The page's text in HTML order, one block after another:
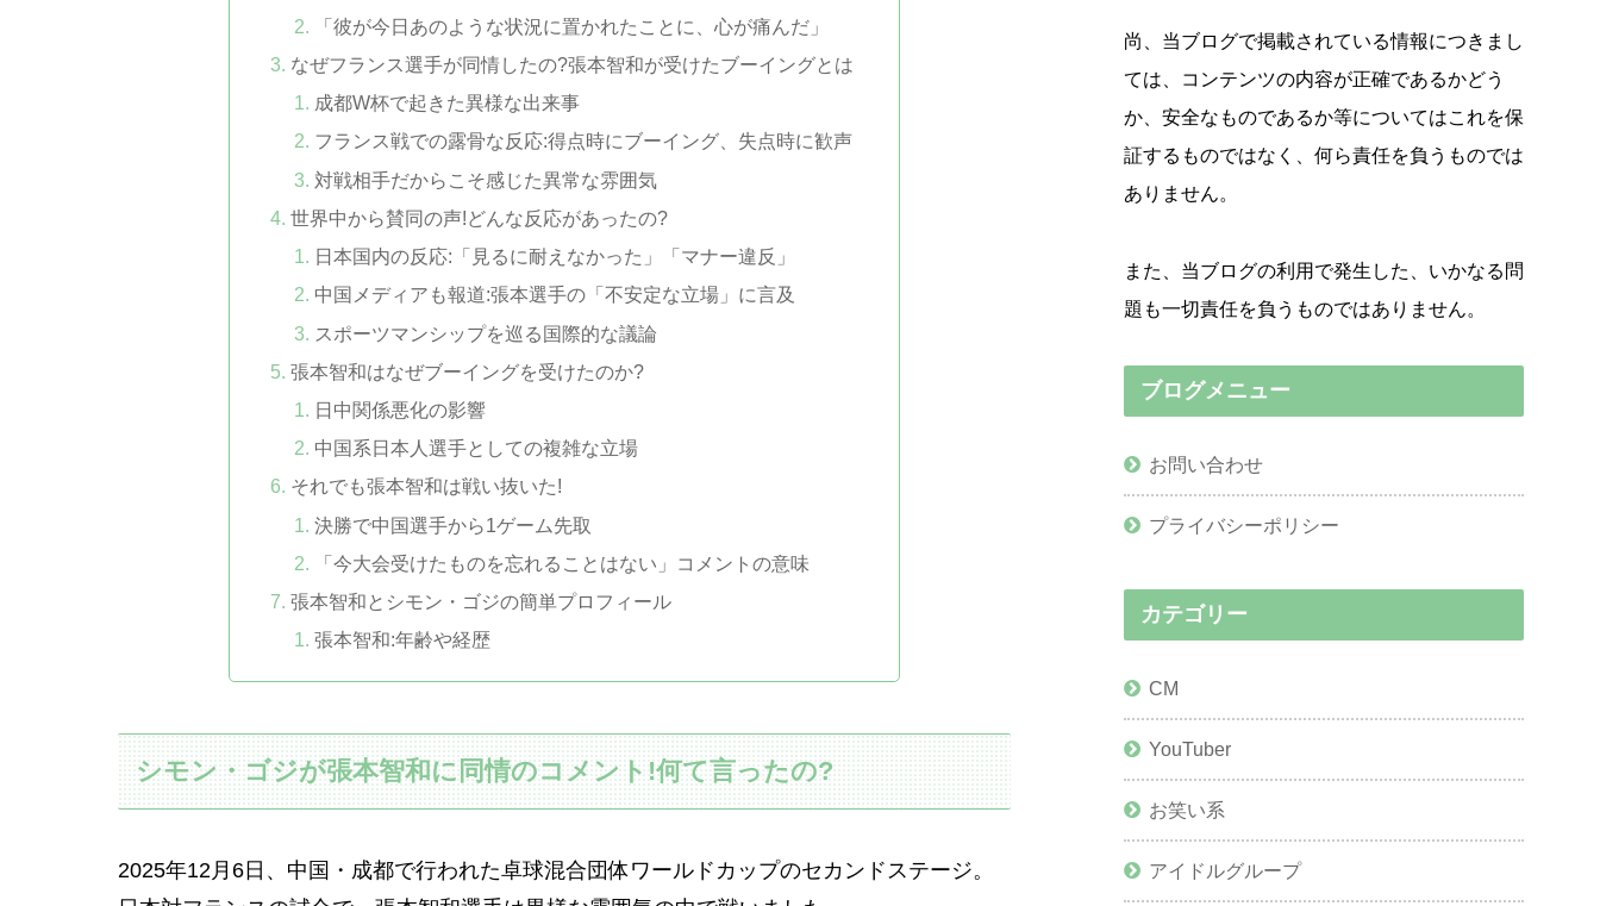
「彼が今日あのような状況に置かれたことに、心が痛んだ」
なぜフランス選手が同情したの?張本智和が受けたブーイングとは
成都W杯で起きた異様な出来事
フランス戦での露骨な反応:得点時にブーイング、失点時に歓声
対戦相手だからこそ感じた異常な雰囲気
世界中から賛同の声!どんな反応があったの?
日本国内の反応:「見るに耐えなかった」「マナー違反」
中国メディアも報道:張本選手の「不安定な立場」に言及
スポーツマンシップを巡る国際的な議論
張本智和はなぜブーイングを受けたのか?
日中関係悪化の影響
中国系日本人選手としての複雑な立場
それでも張本智和は戦い抜いた!
決勝で中国選手から1ゲーム先取
「今大会受けたものを忘れることはない」コメントの意味
張本智和とシモン・ゴジの簡単プロフィール
張本智和:年齢や経歴
シモン・ゴジが張本智和に同情のコメント!何て言ったの?
2025年12月6日、中国・成都で行われた卓球混合団体ワールドカップのセカンドステージ。
尚、当ブログで掲載されている情報につきまし
ては、コンテンツの内容が正確であるかどう
か、安全なものであるか等についてはこれを保
証するものではなく、何ら責任を負うものでは
ありません。
また、当ブログの利用で発生した、いかなる問
題も一切責任を負うものではありません。
ブログメニュー
お問い合わせ
プライバシーポリシー
カテゴリー
CM
YouTuber
お笑い系
アイドルグループ